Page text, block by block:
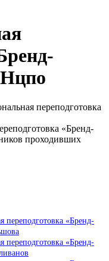
переподготовка
«Бренд-
проходивших
переподготовка «Бренд-
переподготовка «Бренд-